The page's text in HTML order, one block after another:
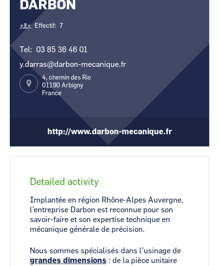
CCI Business
Occitanie
CCI Business
CCI Business
Occitanie
DARBON
Effectif 7
Tel
03 85 36 46 01
y.darras@darbon-mecanique.fr
4, chemin des Rio
01190 Arbigny
France
http://www.darbon-mecanique.fr
Detailed activity
Implantée en région Rhône-Alpes Auvergne,
l’entreprise Darbon est reconnue pour son
savoir-faire et son expertise technique en
mécanique générale de précision.
Nous sommes spécialisés dans l’usinage de
grandes dimensions : de la pièce unitaire